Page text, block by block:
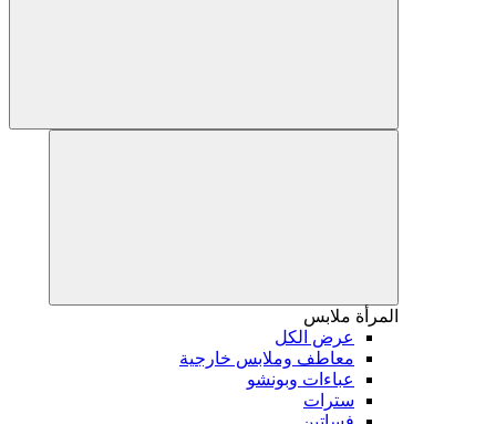
المرأة ملابس
عرض الكل
معاطف وملابس خارجية
عباءات وبونشو
سترات